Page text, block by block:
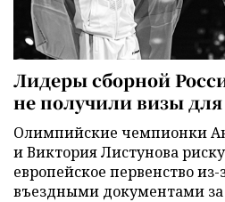
Лидеры сборной
не получили визы
Олимпийские чемпионки
и Виктория Листунова
европейское первенство
въездными документами за